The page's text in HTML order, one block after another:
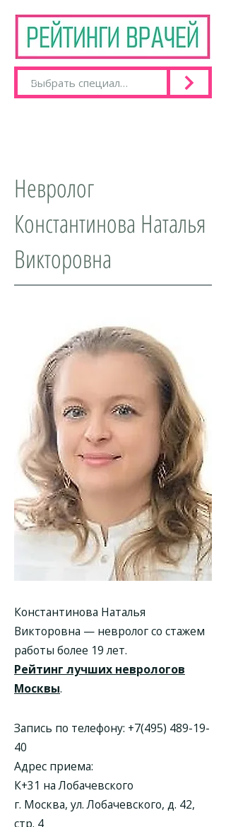
Невролог
Константинова Наталья
Викторовна
Константинова Наталья
Викторовна — невролог со стажем
работы более 19 лет.
Рейтинг лучших неврологов
Москвы.
Запись по телефону: +7(495) 489-19-
40
Адрес приема:
К+31 на Лобачевского
г. Москва, ул. Лобачевского, д. 42,
стр. 4